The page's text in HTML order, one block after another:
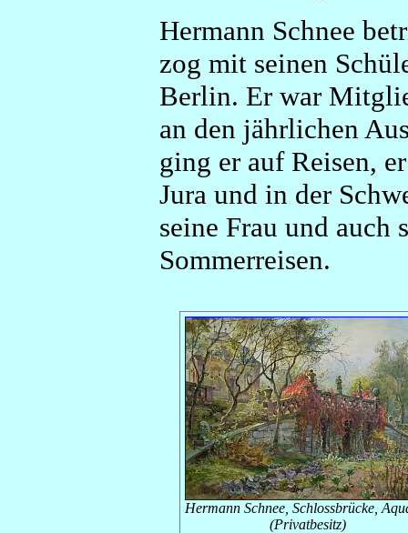
Hermann Schnee
zog mit seinen
Berlin. Er war
an den jährlichen
ging er auf Reisen,
Jura und in der
seine Frau und auch
Sommerreisen.
Hermann Schnee, Schlossbrücke,
(Privatbesitz)